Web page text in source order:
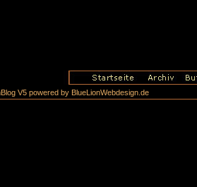
V5 powered by BlueLionWebdesign.de